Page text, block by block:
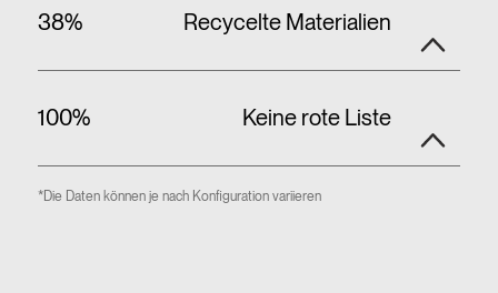
38% Recycelte Materialien
100% Keine rote Liste
*Die Daten können je nach Konfiguration variieren